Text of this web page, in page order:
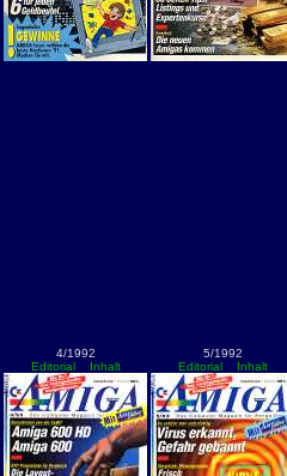
4/1992
Editorial
Inhalt
5/1992
Editorial
Inhalt